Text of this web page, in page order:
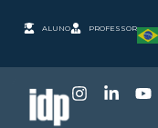
ALUNO PROFESSOR